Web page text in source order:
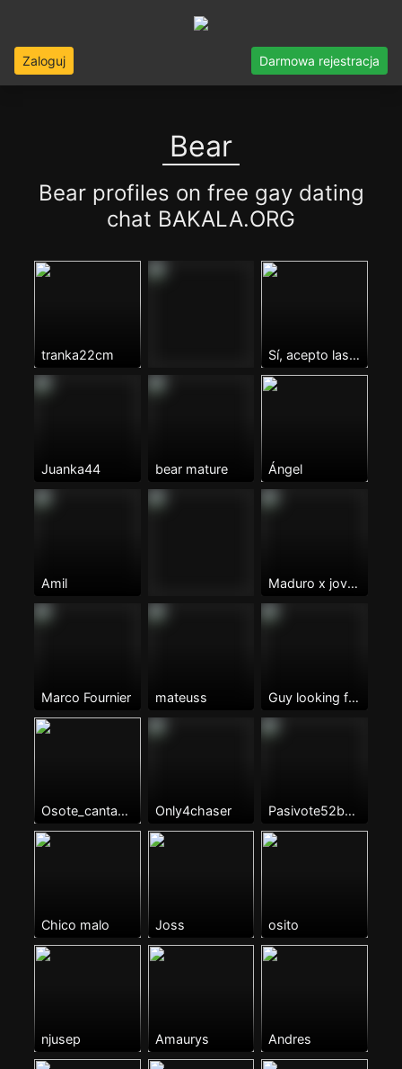
Zaloguj Darmowa rejestracja
Bear
Bear profiles on free gay dating
chat BAKALA.ORG
tranka22cm Sí, acepto las condiciones
Juanka44 bear mature Ángel
Amil Maduro x jovencitos
Marco Fournier mateuss Guy looking for my missing rib
Osote_cantabro Only4chaser Pasivote52barba
Chico malo Joss osito
njusep Amaurys Andres